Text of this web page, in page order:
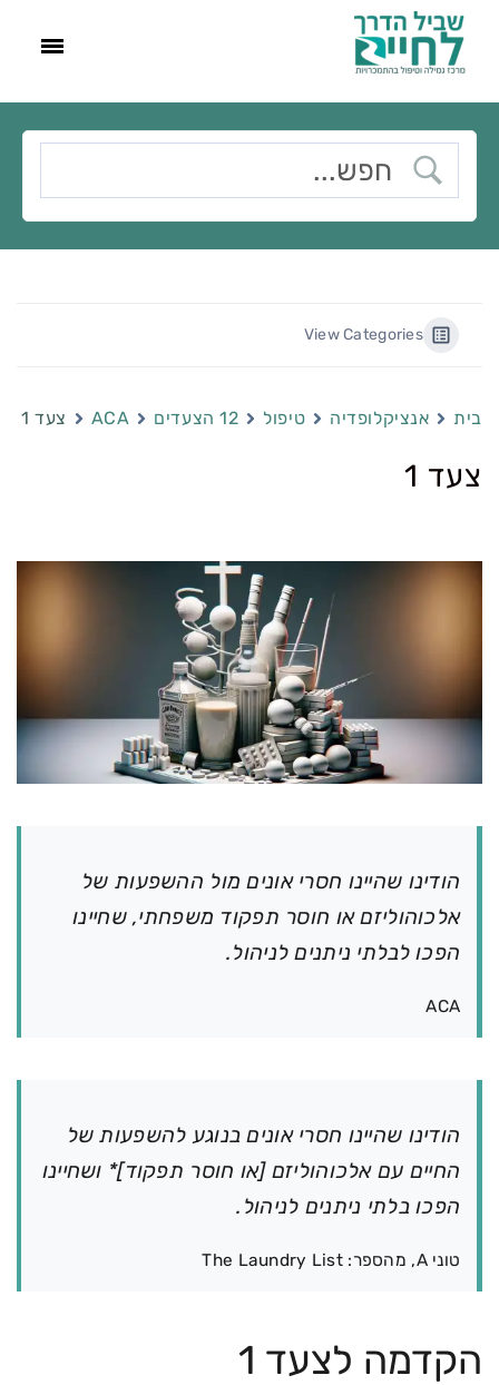
View Categories
בית אנציקלופדיה טיפול 12 הצעדים ACA צעד 1
צעד 1
הודינו שהיינו חסרי אונים מול ההשפעות של
אלכוהוליזם או חוסר תפקוד משפחתי, שחיינו
הפכו לבלתי ניתנים לניהול.
ACA
הודינו שהיינו חסרי אונים בנוגע להשפעות של
החיים עם אלכוהוליזם [או חוסר תפקוד]* ושחיינו
הפכו בלתי ניתנים לניהול.
טוני A, מהספר: The Laundry List
הקדמה לצעד 1